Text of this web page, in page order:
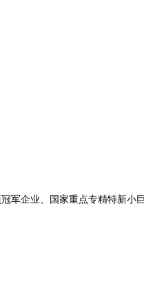
军企业、国家重点专精特新小巨